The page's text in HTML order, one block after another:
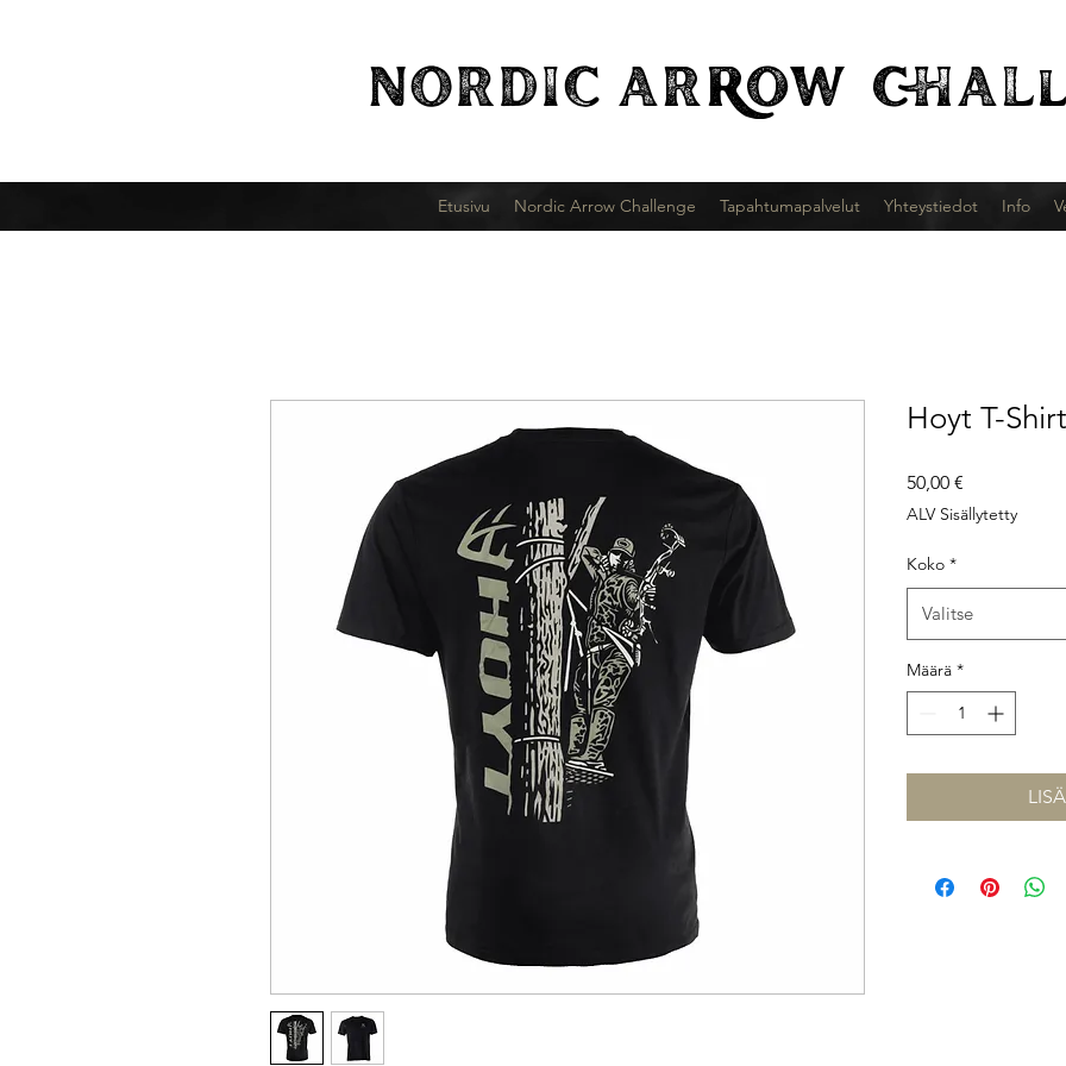
NORDIC ARROW
Etusivu Nordic Arrow Challenge Tapahtumapalvelut Yhteystiedot Info
Hoyt T-
50,00 €
ALV Sisällytetty
Koko *
Valitse
Määrä *